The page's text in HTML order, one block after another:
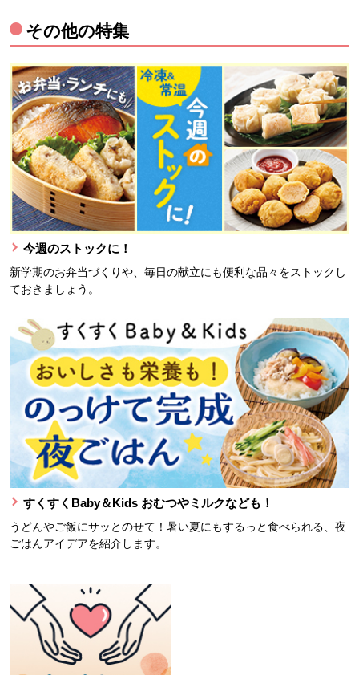
その他の特集
今週のストックに！
新学期のお弁当づくりや、毎日の献立にも便利な品々をストックし
ておきましょう。
すくすくBaby＆Kids おむつやミルクなども！
うどんやご飯にサッとのせて！暑い夏にもするっと食べられる、夜
ごはんアイデアを紹介します。